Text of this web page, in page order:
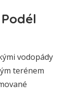
vodopády
terénem